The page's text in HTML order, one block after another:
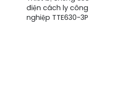
điện cách ly công
nghiệp TTE630-3P